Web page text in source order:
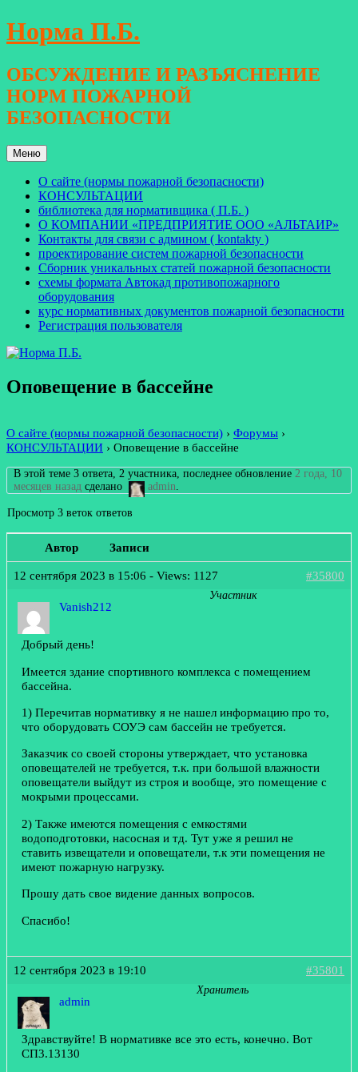
Перейти
к
Норма П.Б.
ОБСУЖДЕНИЕ И РАЗЪЯСНЕНИЕ
НОРМ ПОЖАРНОЙ
БЕЗОПАСНОСТИ
Меню
О сайте (нормы пожарной безопасности)
КОНСУЛЬТАЦИИ
библиотека для нормативщика ( П.Б. )
О КОМПАНИИ «ПРЕДПРИЯТИЕ ООО «АЛЬТАИР»
Контакты для связи с админом ( kontakty )
проектирование систем пожарной безопасности
Сборник уникальных статей пожарной безопасности
схемы формата Автокад противопожарного
оборудования
курс нормативных документов пожарной безопасности
Регистрация пользователя
Оповещение в бассейне
О сайте (нормы пожарной безопасности) › Форумы ›
КОНСУЛЬТАЦИИ › Оповещение в бассейне
В этой теме 3 ответа, 2 участника, последнее обновление 2 года, 10
месяцев назад сделано admin
Просмотр 3 веток ответов
Автор Записи
12 сентября 2023 в 15:06 - Views: 1127 #35800
Vanish212
Участник
Добрый день!
Имеется здание спортивного комплекса с помещением
бассейна.
1) Перечитав нормативку я не нашел информацию про то,
что оборудовать СОУЭ сам бассейн не требуется.
Заказчик со своей стороны утверждает, что установка
оповещателей не требуется, т.к. при большой влажности
оповещатели выйдут из строя и вообще, это помещение с
мокрыми процессами.
2) Также имеются помещения с емкостями
водоподготовки, насосная и тд. Тут уже я решил не
ставить извещатели и оповещатели, т.к эти помещения не
имеют пожарную нагрузку.
Прошу дать свое видение данных вопросов.
Спасибо!
12 сентября 2023 в 19:10 #35801
admin
Хранитель
Здравствуйте! В нормативке все это есть, конечно. Вот
СП3.13130